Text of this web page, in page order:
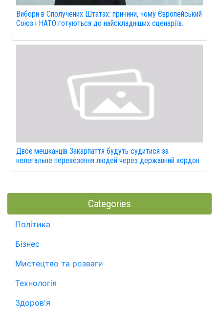
Вибори в Сполучених Штатах: причини, чому Європейський
Союз і НАТО готуються до найскладніших сценаріїв.
Двоє мешканців Закарпаття будуть судитися за
нелегальне перевезення людей через державний кордон.
Categories
Політика
Бізнес
Мистецтво та розваги
Технологія
Здоров'я